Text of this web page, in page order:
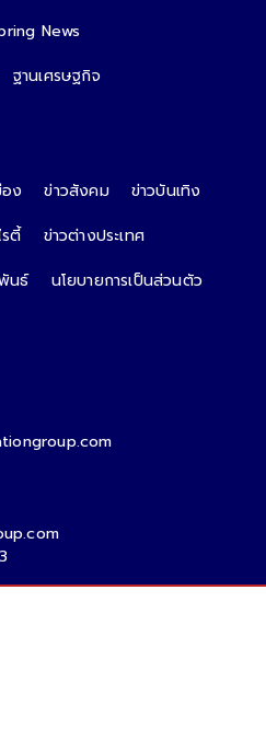
News
ฐานเศรษฐกิจ
อง ข่าวสังคม
ข่าวบันเทิง
รตี้
ข่าวต่างประเทศ
นธ์ นโยบายการเป็นส่วนตัว